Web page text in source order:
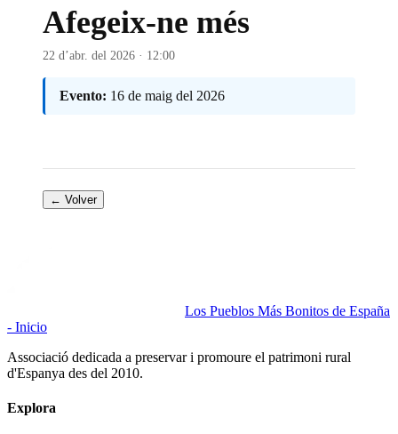
Afegeix-ne més
22 d’abr. del 2026 · 12:00
Evento: 16 de maig del 2026
← Volver
Los Pueblos Más Bonitos de España
- Inicio
Associació dedicada a preservar i promoure el patrimoni rural
d'Espanya des del 2010.
Explora